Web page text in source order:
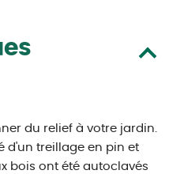
du relief à votre jardin.
d'un treillage en pin et
bois ont été autoclavés